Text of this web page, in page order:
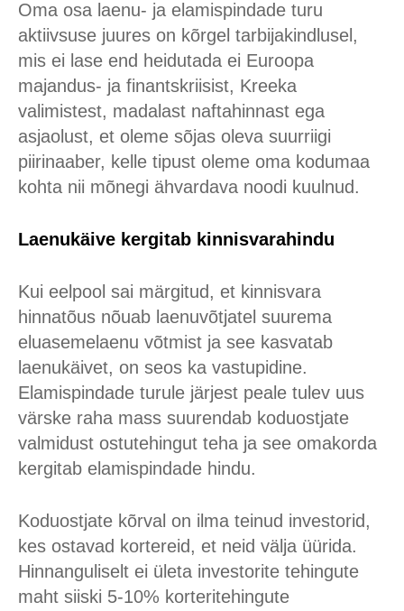
Oma osa laenu- ja elamispindade turu
aktiivsuse juures on kõrgel tarbijakindlusel,
mis ei lase end heidutada ei Euroopa
majandus- ja finantskriisist, Kreeka
valimistest, madalast naftahinnast ega
asjaolust, et oleme sõjas oleva suurriigi
piirinaaber, kelle tipust oleme oma kodumaa
kohta nii mõnegi ähvardava noodi kuulnud.
Laenukäive kergitab kinnisvarahindu
Kui eelpool sai märgitud, et kinnisvara
hinnatõus nõuab laenuvõtjatel suurema
eluasemelaenu võtmist ja see kasvatab
laenukäivet, on seos ka vastupidine.
Elamispindade turule järjest peale tulev uus
värske raha mass suurendab koduostjate
valmidust ostutehingut teha ja see omakorda
kergitab elamispindade hindu.
Koduostjate kõrval on ilma teinud investorid,
kes ostavad kortereid, et neid välja üürida.
Hinnanguliselt ei ületa investorite tehingute
maht siiski 5-10% korteritehingute